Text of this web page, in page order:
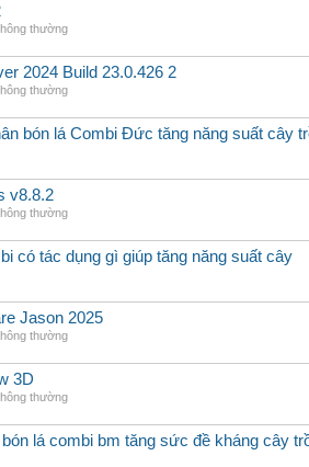
thường
2024 Build 23.0.426 2
thường
bón lá Combi Đức tăng năng suất cây
v8.8.2
thường
có tác dụng gì giúp tăng năng suất cây
Jason 2025
thường
3D
thường
lá combi bm tăng sức đề kháng cây